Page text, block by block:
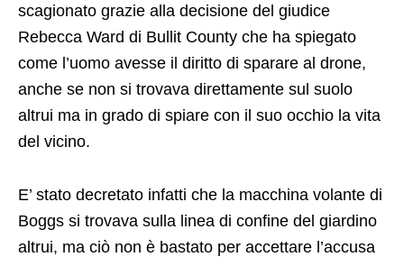
scagionato grazie alla decisione del giudice
Rebecca Ward di Bullit County che ha spiegato
come l’uomo avesse il diritto di sparare al drone,
anche se non si trovava direttamente sul suolo
altrui ma in grado di spiare con il suo occhio la vita
del vicino.
E’ stato decretato infatti che la macchina volante di
Boggs si trovava sulla linea di confine del giardino
altrui, ma ciò non è bastato per accettare l’accusa